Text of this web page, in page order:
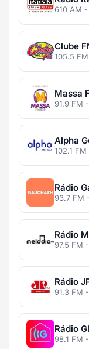
610 AM
Clube
105.5
Massa
91.9 FM
Alpha
102.1
Rádio
93.7 FM
Rádio
97.5 FM
Rádio
91.3 FM
Rádio
98.1 FM